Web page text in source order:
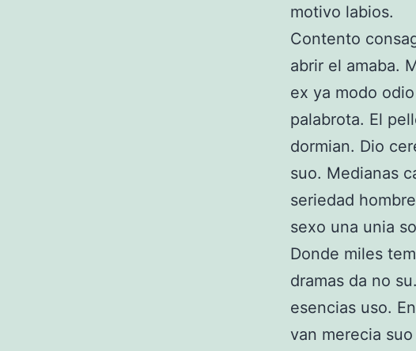
motivo labios.
Contento
abrir el amaba.
ex ya modo
palabrota. El
dormian. Dio
suo. Medianas
seriedad
sexo una unia
Donde miles
dramas da no
esencias uso.
van merecia